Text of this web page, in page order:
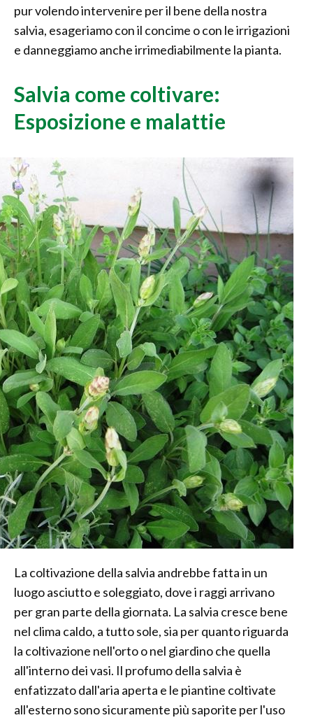
pur volendo intervenire per il bene della nostra
salvia, esageriamo con il concime o con le irrigazioni
e danneggiamo anche irrimediabilmente la pianta.
Salvia come coltivare:
Esposizione e malattie
La coltivazione della salvia andrebbe fatta in un
luogo asciutto e soleggiato, dove i raggi arrivano
per gran parte della giornata. La salvia cresce bene
nel clima caldo, a tutto sole, sia per quanto riguarda
la coltivazione nell'orto o nel giardino che quella
all'interno dei vasi. Il profumo della salvia è
enfatizzato dall'aria aperta e le piantine coltivate
all'esterno sono sicuramente più saporite per l'uso